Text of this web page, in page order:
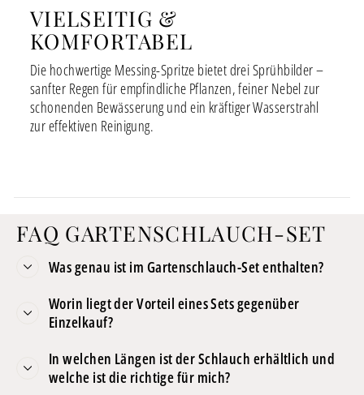
VIELSEITIG &
KOMFORTABEL
Die hochwertige Messing-Spritze bietet drei Sprühbilder –
sanfter Regen für empfindliche Pflanzen, feiner Nebel zur
schonenden Bewässerung und ein kräftiger Wasserstrahl
zur effektiven Reinigung.
FAQ GARTENSCHLAUCH-SET
Was genau ist im Gartenschlauch-Set enthalten?
Worin liegt der Vorteil eines Sets gegenüber
Einzelkauf?
In welchen Längen ist der Schlauch erhältlich und
welche ist die richtige für mich?